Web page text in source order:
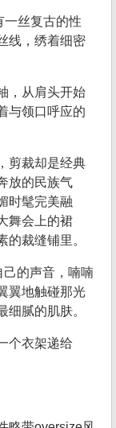
一丝复古的性
线，绣着细密
，从肩头开始
与领口呼应的
剪裁却是经典
放的民族气
时髦完美融
舞会上的裙
裁缝铺里。
的声音，喃喃
翼地触碰那光
腻的肌肤。
个衣架递给